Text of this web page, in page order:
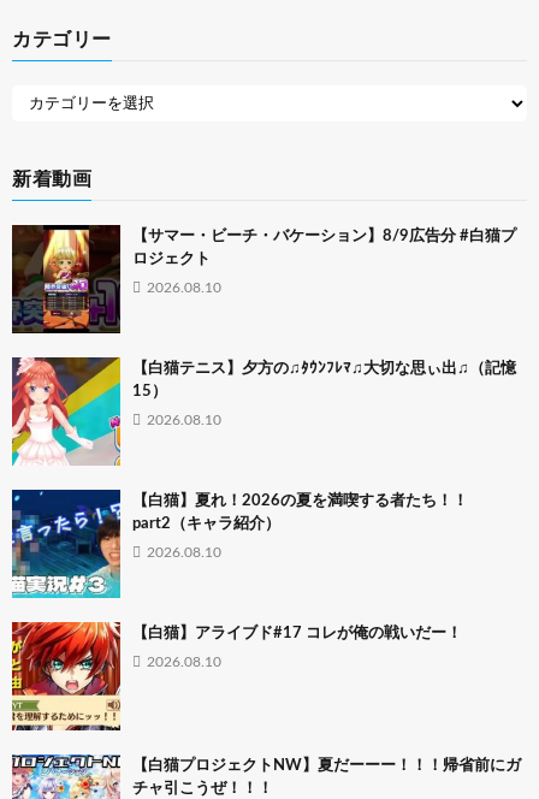
カテゴリー
新着動画
【サマー・ビーチ・バケーション】8/9広告分 #白猫プ
ロジェクト
2026.08.10
【白猫テニス】夕方の♫ﾀｳﾝﾌﾚﾏ♫大切な思ぃ出♫（記憶
15）
2026.08.10
【白猫】夏れ！2026の夏を満喫する者たち！！
part2（キャラ紹介）
2026.08.10
【白猫】アライブド#17 コレが俺の戦いだー！
2026.08.10
【白猫プロジェクトNW】夏だーーー！！！帰省前にガ
チャ引こうぜ！！！